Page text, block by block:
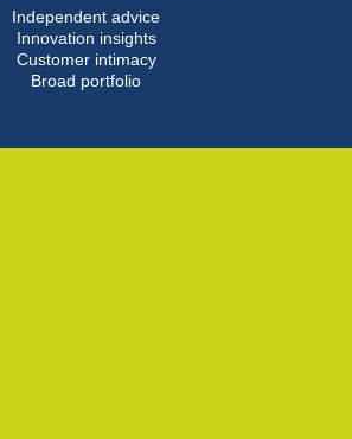
Independent advice
Innovation insights
Customer intimacy
Broad portfolio